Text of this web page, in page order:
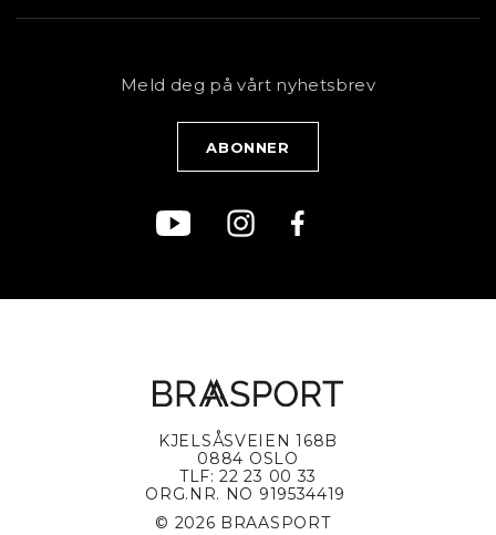
Sykkel
PersonvernerklæringMeld deg på vårt nyhetsbrev
KJELSÅSVEIEN 168B
0884 OSLO
TLF: 22 23 00 33
ORG.NR. NO 919534419
© 2026 BRAASPORT